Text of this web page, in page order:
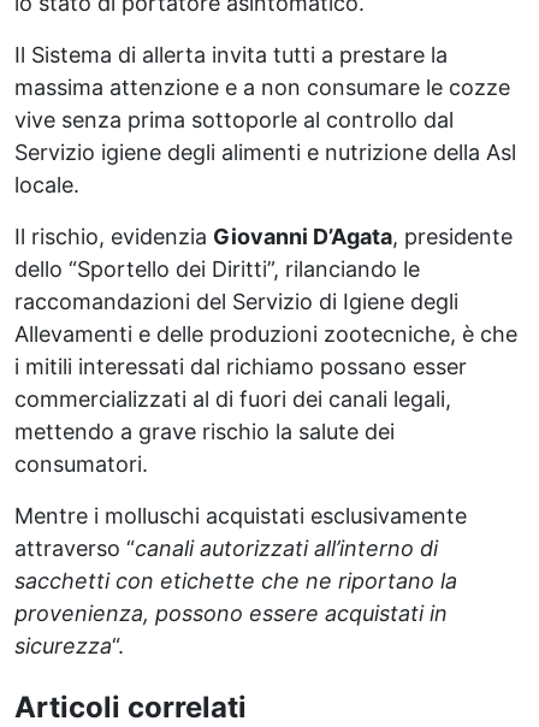
Il Sistema di allerta invita tutti a prestare la
massima attenzione e a non consumare le cozze
vive senza prima sottoporle al controllo dal
Servizio igiene degli alimenti e nutrizione della Asl
locale.
Il rischio, evidenzia Giovanni D’Agata, presidente
dello “Sportello dei Diritti”, rilanciando le
raccomandazioni del Servizio di Igiene degli
Allevamenti e delle produzioni zootecniche, è che
i mitili interessati dal richiamo possano esser
commercializzati al di fuori dei canali legali,
mettendo a grave rischio la salute dei
consumatori.
Mentre i molluschi acquistati esclusivamente
attraverso “canali autorizzati all’interno di
sacchetti con etichette che ne riportano la
provenienza, possono essere acquistati in
sicurezza“.
Articoli correlati